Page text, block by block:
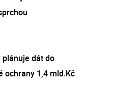
dát do
ochrany 1,4 mld.Kč